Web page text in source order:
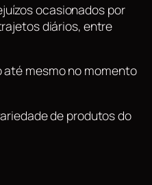
ocasionados por
diários, entre
até mesmo no momento
de produtos do